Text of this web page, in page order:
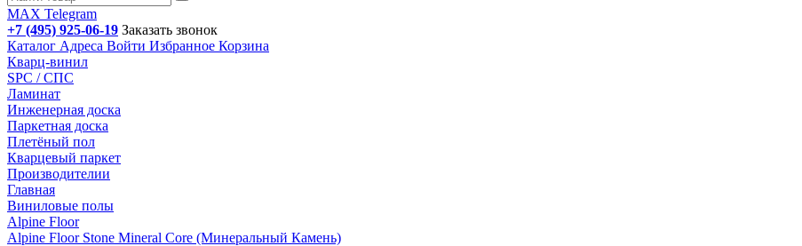
MAX Telegram
+7 (495) 925-06-19 Заказать звонок
Каталог Адреса Войти Избранное Корзина
Кварц-винил
SPC / СПС
Ламинат
Инженерная доска
Паркетная доска
Плетёный пол
Кварцевый паркет
Производителии
Главная
Виниловые полы
Alpine Floor
Alpine Floor Stone Mineral Core (Минеральный Камень)